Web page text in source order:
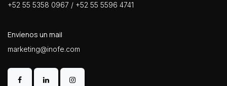
+52 55 5358 0967 / +52 55 5596 4741
Envíenos un mail
marketing@inofe.com